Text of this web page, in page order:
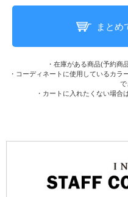
まとめ
・在庫がある商品(予約商
・コーディネートに使用しているカラ
で
・カートに入れたくない場合